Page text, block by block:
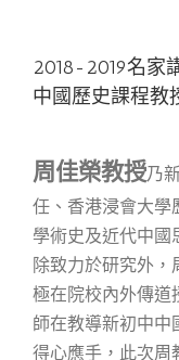
2018-2019名家
中國歷史課程教
周佳榮教授乃
任、香港浸會大學
學術史及近代中國
除致力於研究外，
極在院校內外傳道
師在教導新初中中
得心應手，此次周